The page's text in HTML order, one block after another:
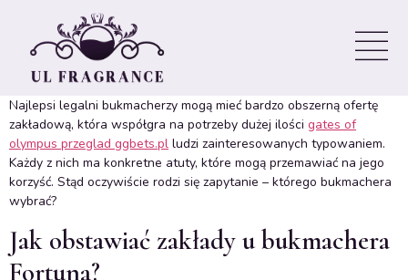
Sprawdź gdzie najlepiej
zaplanować konto
Najlepsi legalni bukmacherzy mogą mieć bardzo obszerną ofertę
zakładową, która współgra na potrzeby dużej ilości gates of
olympus przeglad ggbets.pl ludzi zainteresowanych typowaniem.
Każdy z nich ma konkretne atuty, które mogą przemawiać na jego
korzyść. Stąd oczywiście rodzi się zapytanie – którego bukmachera
wybrać?
Jak obstawiać zakłady u bukmachera
Fortuna?